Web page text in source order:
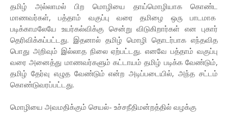
தமிழ் அல்லாமல் பிற மொழியை தாய்மொழியாக கொண்ட
மாணவர்கள், பத்தாம் வகுப்பு வரை தமிழை ஒரு பாடமாக
படிக்காமலேயே உயர்கல்விக்கு சென்று விடுகிறார்கள் என புகார்
தெரிவிக்கப்பட்டது. இதனால் தமிழ் மொழி தொடர்பாக எந்தவித
பொது அறிவும் இல்லாத நிலை ஏற்பட்டது. எனவே பத்தாம் வகுப்பு
வரை அனைத்து மாணவர்களும் கட்டாயம் தமிழ் படிக்க வேண்டும்,
தமிழ் தேர்வு எழுத வேண்டும் என்ற அடிப்படையில், அந்த சட்டம்
கொண்டுவரப்பட்டது.
மொழியை அவமதிக்கும் செயல்- உச்சநீதிமன்றத்தில் வழக்கு